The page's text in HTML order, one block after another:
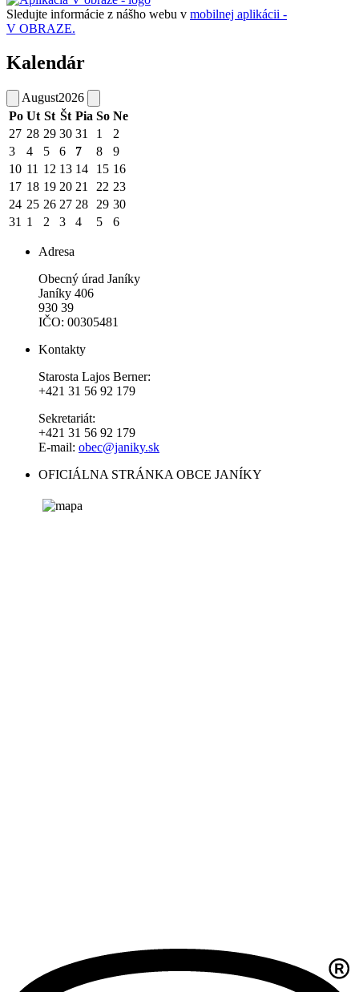
Sledujte informácie z nášho webu v mobilnej aplikácii -
V OBRAZE.
Kalendár
August2026
Po Ut St Št Pia So Ne
27 28 29 30 31 1
2
3
4 5 6 7 8
9
10 11 12 13 14 15 16
17 18 19 20 21 22 23
24 25 26 27 28 29 30
31 1 2 3 4 5 6
Adresa
Obecný úrad Janíky
Janíky 406
930 39
IČO: 00305481
Kontakty
Starosta Lajos Berner:
+421 31 56 92 179
Sekretariát:
+421 31 56 92 179
E-mail: obec@janiky.sk
OFICIÁLNA STRÁNKA OBCE JANÍKY